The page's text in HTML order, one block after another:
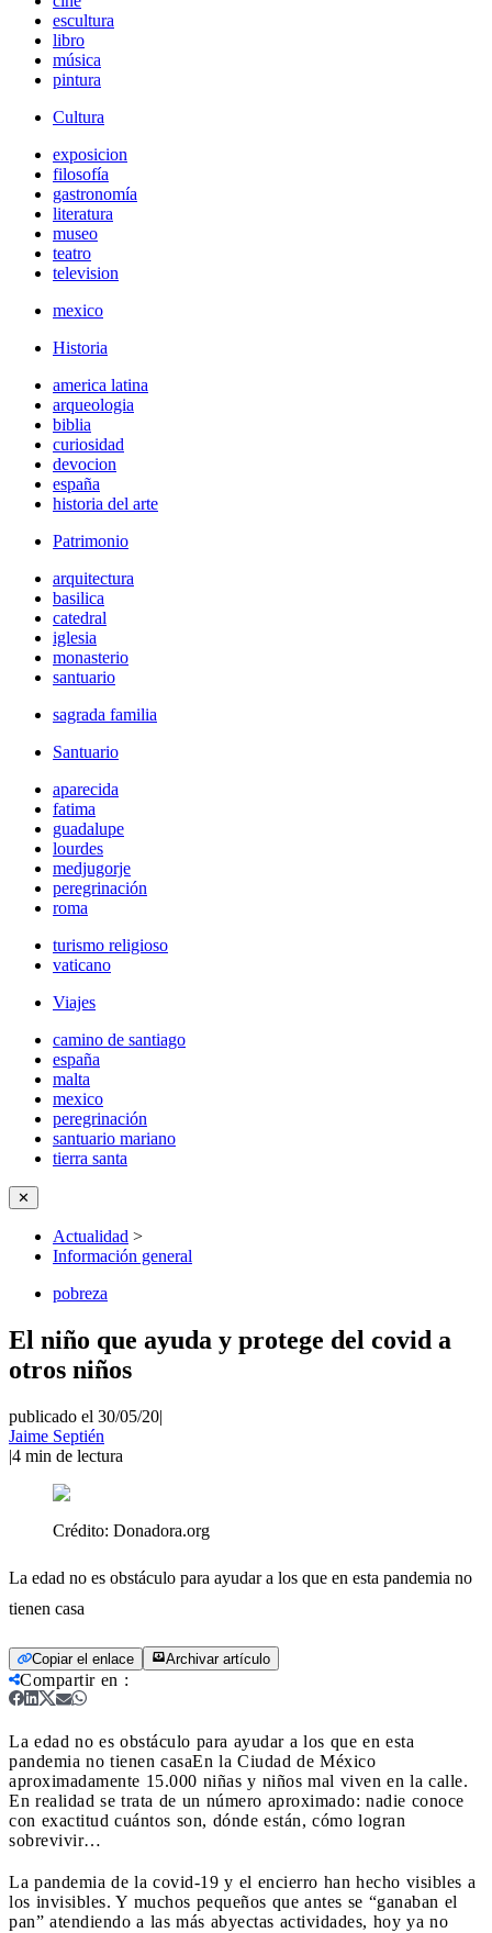
escultura
libro
música
pintura
Cultura
exposicion
filosofía
gastronomía
literatura
museo
teatro
television
mexico
Historia
america latina
arqueologia
biblia
curiosidad
devocion
españa
historia del arte
Patrimonio
arquitectura
basilica
catedral
iglesia
monasterio
santuario
sagrada familia
Santuario
aparecida
fatima
guadalupe
lourdes
medjugorje
peregrinación
roma
turismo religioso
vaticano
Viajes
camino de santiago
españa
malta
mexico
peregrinación
santuario mariano
tierra santa
✕
Actualidad >
Información general
pobreza
El niño que ayuda y protege del covid a
otros niños
publicado el 30/05/20|
Jaime Septién
|4 min de lectura
Crédito: Donadora.org
La edad no es obstáculo para ayudar a los que en esta pandemia no
tienen casa
Copiar el enlace Archivar artículo
Compartir en :
La edad no es obstáculo para ayudar a los que en esta
pandemia no tienen casaEn la Ciudad de México
aproximadamente 15.000 niñas y niños mal viven en la calle.
En realidad se trata de un número aproximado: nadie conoce
con exactitud cuántos son, dónde están, cómo logran
sobrevivir…
La pandemia de la covid-19 y el encierro han hecho visibles a
los invisibles. Y muchos pequeños que antes se “ganaban el
pan” atendiendo a las más abyectas actividades, hoy ya no